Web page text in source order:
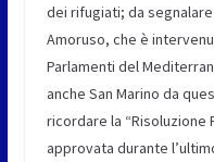
dei rifugiati; da
Amoruso, che è
Parlamenti del
anche San Marino da
ricordare la “Risoluzione
approvata durante